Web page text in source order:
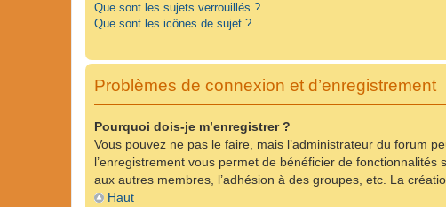
Que sont les sujets verrouillés ?
Que sont les icônes de sujet ?
Problèmes de connexion et d’enregistrement
Pourquoi dois-je m’enregistrer ?
Vous pouvez ne pas le faire, mais l’administrateur du forum
l’enregistrement vous permet de bénéficier de
aux autres membres, l’adhésion à des groupes, etc. La
Haut